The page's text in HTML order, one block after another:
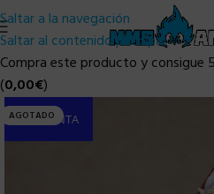
Saltar a la navegación
Saltar al contenido principal
Compra este producto y consigue
(0,00€)
AGOTADO
PRE-VENTA